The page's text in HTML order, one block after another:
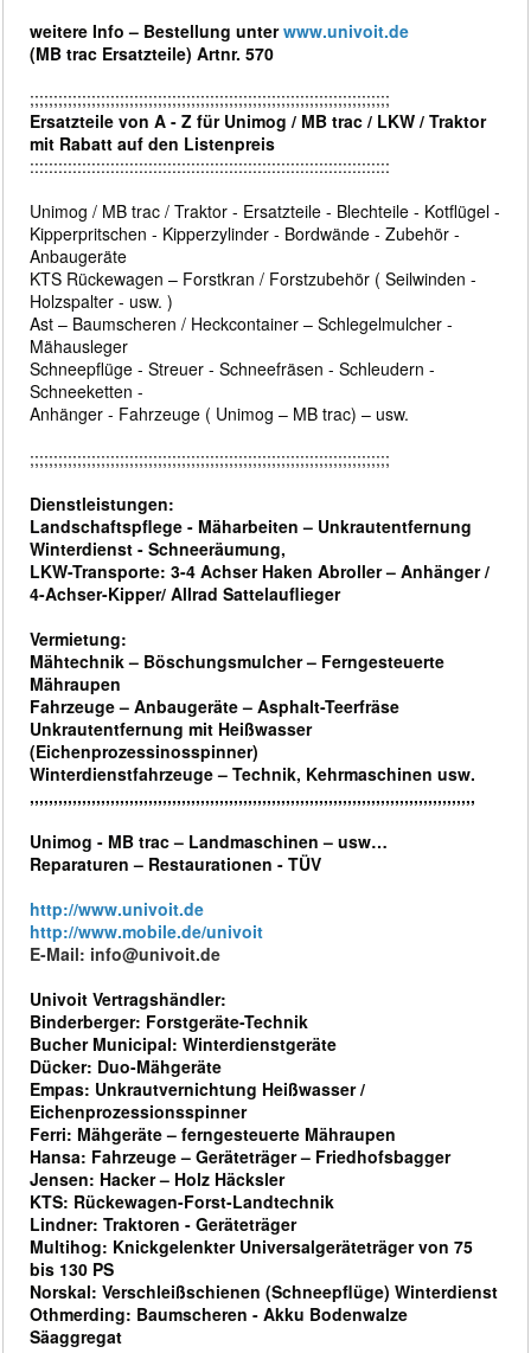
weitere Info – Bestellung unterwww.univoit.de
(MB trac Ersatzteile) Artnr. 570
;;;;;;;;;;;;;;;;;;;;;;;;;;;;;;;;;;;;;;;;;;;;;;;;;;;;;;;;;;;;;;;;;;;;;;;;;;;;
Ersatzteile von A - Z für Unimog / MB trac / LKW / Traktor
mit Rabatt auf den Listenpreis
::::::::::::::::::::::::::::::::::::::::::::::::::::::::::::::::::::::::::::
Unimog / MB trac / Traktor - Ersatzteile - Blechteile - Kotflügel -
Kipperpritschen - Kipperzylinder - Bordwände - Zubehör -
Anbaugeräte
KTS Rückewagen – Forstkran / Forstzubehör ( Seilwinden -
Holzspalter - usw. )
Ast – Baumscheren / Heckcontainer – Schlegelmulcher -
Mähausleger
Schneepflüge - Streuer - Schneefräsen - Schleudern -
Schneeketten -
Anhänger - Fahrzeuge ( Unimog – MB trac) – usw.
;;;;;;;;;;;;;;;;;;;;;;;;;;;;;;;;;;;;;;;;;;;;;;;;;;;;;;;;;;;;;;;;;;;;;;;;;;;;
Dienstleistungen:
Landschaftspflege - Mäharbeiten – Unkrautentfernung
Winterdienst - Schneeräumung,
LKW-Transporte: 3-4 Achser Haken Abroller – Anhänger /
4-Achser-Kipper/ Allrad Sattelauflieger
Vermietung:
Mähtechnik – Böschungsmulcher – Ferngesteuerte
Mähraupen
Fahrzeuge – Anbaugeräte – Asphalt-Teerfräse
Unkrautentfernung mit Heißwasser
(Eichenprozessinosspinner)
Winterdienstfahrzeuge – Technik, Kehrmaschinen usw.
,,,,,,,,,,,,,,,,,,,,,,,,,,,,,,,,,,,,,,,,,,,,,,,,,,,,,,,,,,,,,,,,,,,,,,,,,,,,,,,,,,,,,,,,,,,,,,
Unimog - MB trac – Landmaschinen – usw…
Reparaturen – Restaurationen - TÜV
http://www.univoit.de
http://www.mobile.de/univoit
E-Mail: info@univoit.de
Univoit Vertragshändler:
Binderberger: Forstgeräte-Technik
Bucher Municipal: Winterdienstgeräte
Dücker: Duo-Mähgeräte
Empas: Unkrautvernichtung Heißwasser /
Eichenprozessionsspinner
Ferri: Mähgeräte – ferngesteuerte Mähraupen
Hansa: Fahrzeuge – Geräteträger – Friedhofsbagger
Jensen: Hacker – Holz Häcksler
KTS: Rückewagen-Forst-Landtechnik
Lindner: Traktoren - Geräteträger
Multihog: Knickgelenkter Universalgeräteträger von 75
bis 130 PS
Norskal: Verschleißschienen (Schneepflüge) Winterdienst
Othmerding: Baumscheren - Akku Bodenwalze
Säaggregat